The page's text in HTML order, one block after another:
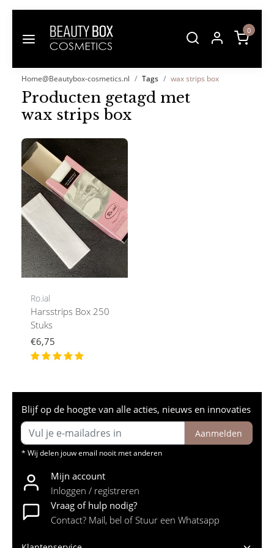
0
Home@Beautybox-cosmetics.nl Tags wax strips box
Producten getagd met
wax strips box
Ro.ial
Harsstrips Box 250
Stuks
€6,75
Blijf op de hoogte van alle acties, nieuws en innovaties
Aanmelden
* Wij delen jouw email nooit met anderen
Mijn account
Inloggen / registreren
Vraag of hulp nodig?
Contact? Mail, bel of Stuur een Whatsapp